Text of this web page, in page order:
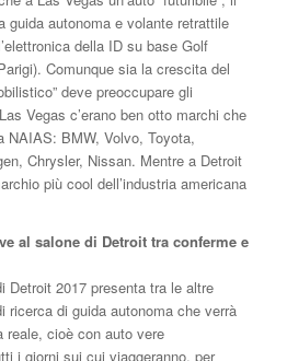
guida autonoma e volante retrattile
della ID su base Golf
Comunque sia la crescita del
deve preoccupare gli
Vegas c’erano ben otto marchi che
NAIAS: BMW, Volvo, Toyota,
Chrysler, Nissan. Mentre a Detroit
più cool dell’industria americana
al salone di Detroit tra conferme e
Detroit 2017 presenta tra le altre
di guida autonoma che verrà
cioè con auto vere
i giorni sui cui viaggeranno, per